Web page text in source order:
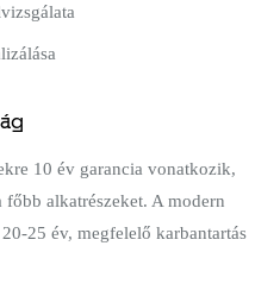
10 év garancia vonatkozik,
alkatrészeket. A modern
25 év, megfelelő karbantartás